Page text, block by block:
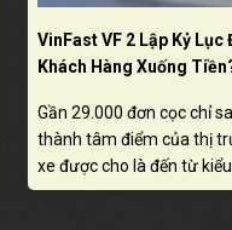
VinFast VF 2 Lập Kỷ
Khách Hàng Xuống
Gần 29.000 đơn cọc chỉ
thành tâm điểm của thị
xe được cho là đến từ
cận và khả năng đáp